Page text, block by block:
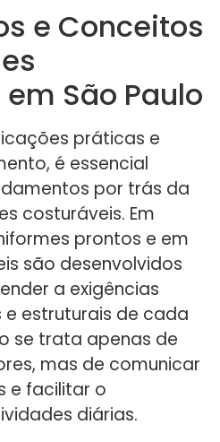
e Conceitos
São Paulo
práticas e
é essencial
por trás da
costuráveis. Em
prontos e em
são desenvolvidos
a exigências
estruturais de cada
se trata apenas de
mas de comunicar
e facilitar o
diárias.